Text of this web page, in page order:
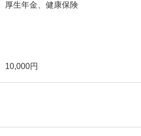
厚生年金、健康保険
10,000円